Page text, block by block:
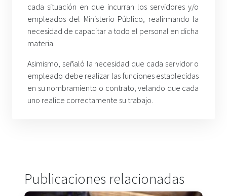
cada situación en que incurran los servidores y/o
empleados del Ministerio Público, reafirmando la
necesidad de capacitar a todo el personal en dicha
materia.
Asimismo, señaló la necesidad que cada servidor o
empleado debe realizar las funciones establecidas
en su nombramiento o contrato, velando que cada
uno realice correctamente su trabajo.
Publicaciones relacionadas